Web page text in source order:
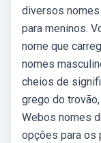
diversos
para meninos.
nome que
nomes
cheios de
grego do
Webos nomes
opções para os